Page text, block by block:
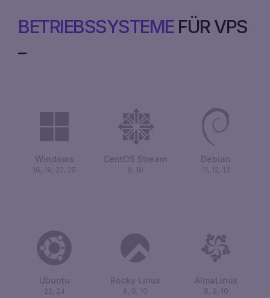
BETRIEBSSYSTEMEFÜR VPS
Windows
16, 19, 22, 25
CentOS Stream
9, 10
Debian
11, 12, 13
Ubuntu
22, 24
Rocky Linux
8, 9, 10
AlmaLinux
8, 9, 10